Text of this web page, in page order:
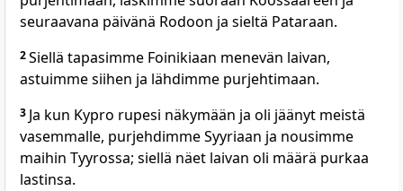
seuraavana päivänä Rodoon ja sieltä Pataraan.
2Siellä tapasimme Foinikiaan menevän laivan,
astuimme siihen ja lähdimme purjehtimaan.
3 Ja kun Kypro rupesi näkymään ja oli jäänyt meistä
vasemmalle, purjehdimme Syyriaan ja nousimme
maihin Tyyrossa; siellä näet laivan oli määrä purkaa
lastinsa.